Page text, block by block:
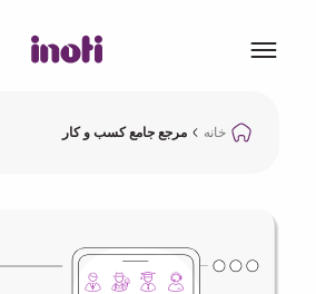
خانه مرجع جامع کسب و کار